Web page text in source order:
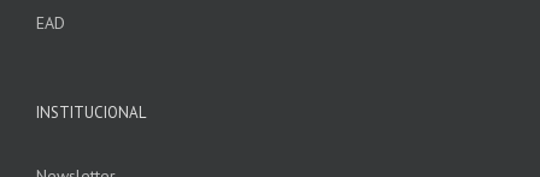
EAD
INSTITUCIONAL